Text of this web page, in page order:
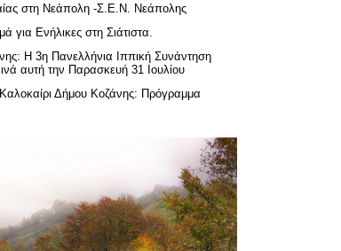
στη Νεάπολη -Σ.Ε.Ν. Νεάπολης
για Ενήλικες στη Σιάτιστα.
Η 3η Πανελλήνια Ιππική Συνάντηση
αυτή την Παρασκευή 31 Ιουλίου
Καλοκαίρι Δήμου Κοζάνης: Πρόγραμμα